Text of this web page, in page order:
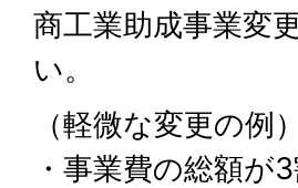
商工業助成事業変
い。
（軽微な変更の例）
・事業費の総額が